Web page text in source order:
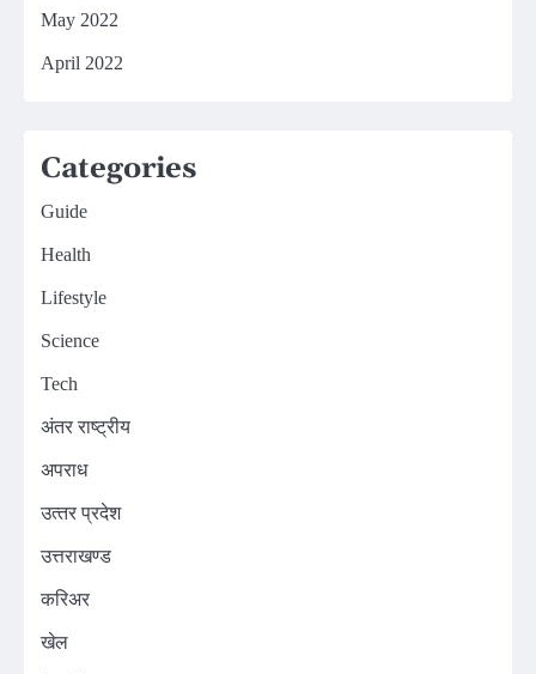
May 2022
April 2022
Categories
Guide
Health
Lifestyle
Science
Tech
अंतर राष्ट्रीय
अपराध
उत्‍तर प्रदेश
उत्तराखण्ड
करिअर
खेल